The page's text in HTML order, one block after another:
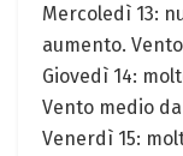
Mercoledì 13:
aumento.
Giovedì 14:
Vento​ medio‍
Venerdì 15: